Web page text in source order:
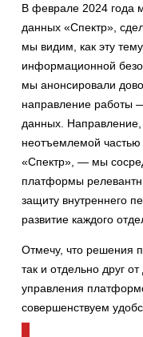
В феврале 2024 года
данных «Спектр»,
мы видим, как эту
информационной
мы анонсировали
направление работы
данных. Направление,
неотъемлемой
«Спектр», — мы
платформы
защиту внутреннего
развитие каждого
Отмечу, что решения
так и отдельно друг
управления
совершенствуем